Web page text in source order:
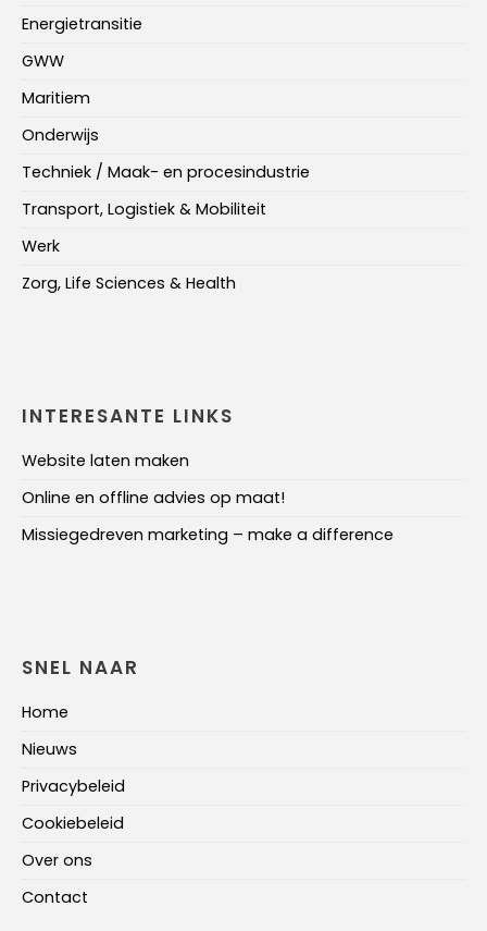
Energietransitie
GWW
Maritiem
Onderwijs
Techniek / Maak- en procesindustrie
Transport, Logistiek & Mobiliteit
Werk
Zorg, Life Sciences & Health
INTERESANTE LINKS
Website laten maken
Online en offline advies op maat!
Missiegedreven marketing – make a difference
SNEL NAAR
Home
Nieuws
Privacybeleid
Cookiebeleid
Over ons
Contact